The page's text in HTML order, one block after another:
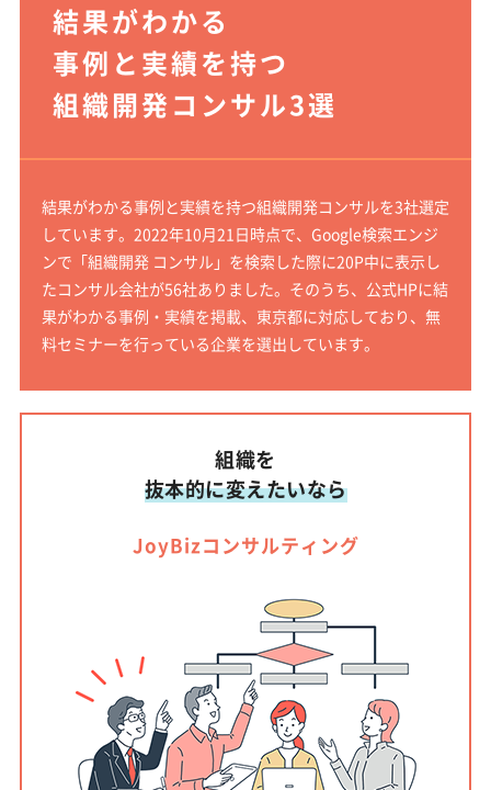
結果がわかる
事例と実績を持つ
組織開発コンサル3選
結果がわかる事例と実績を持つ組織開発コンサルを3社選定
しています。2022年10月21日時点で、Google検索エンジ
ンで「組織開発 コンサル」を検索した際に20P中に表示し
たコンサル会社が56社ありました。そのうち、公式HPに結
果がわかる事例・実績を掲載、東京都に対応しており、無
料セミナーを行っている企業を選出しています。
組織を
抜本的に変えたいなら
JoyBizコンサルティング